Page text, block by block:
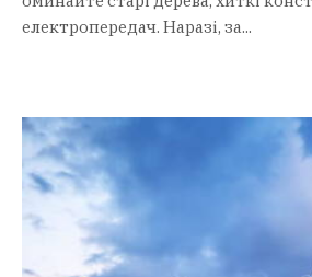
електропередач. Наразі, за...